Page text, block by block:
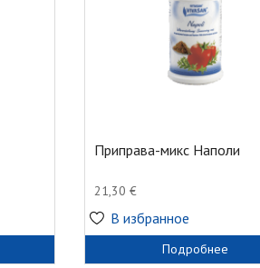
Приправа-микс Наполи
21,30€
В избранное
Подробнее